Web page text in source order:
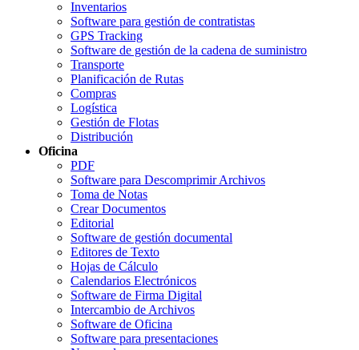
Inventarios
Software para gestión de contratistas
GPS Tracking
Software de gestión de la cadena de suministro
Transporte
Planificación de Rutas
Compras
Logística
Gestión de Flotas
Distribución
Oficina
PDF
Software para Descomprimir Archivos
Toma de Notas
Crear Documentos
Editorial
Software de gestión documental
Editores de Texto
Hojas de Cálculo
Calendarios Electrónicos
Software de Firma Digital
Intercambio de Archivos
Software de Oficina
Software para presentaciones